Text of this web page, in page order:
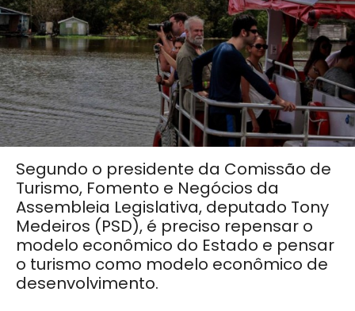
Segundo o presidente da Comissão de
Turismo, Fomento e Negócios da
Assembleia Legislativa, deputado Tony
Medeiros (PSD), é preciso repensar o
modelo econômico do Estado e pensar
o turismo como modelo econômico de
desenvolvimento.